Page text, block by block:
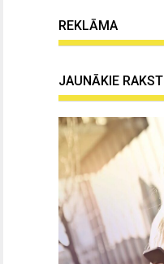
REKLĀMA
JAUNĀKIE RAKSTI